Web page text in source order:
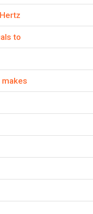
to